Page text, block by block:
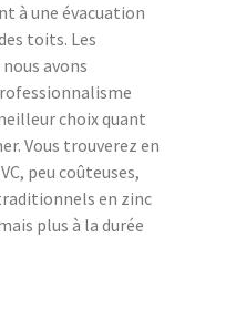
à une évacuation
toits. Les
avons
choix quant
Vous trouverez en
peu coûteuses,
en zinc
plus à la durée